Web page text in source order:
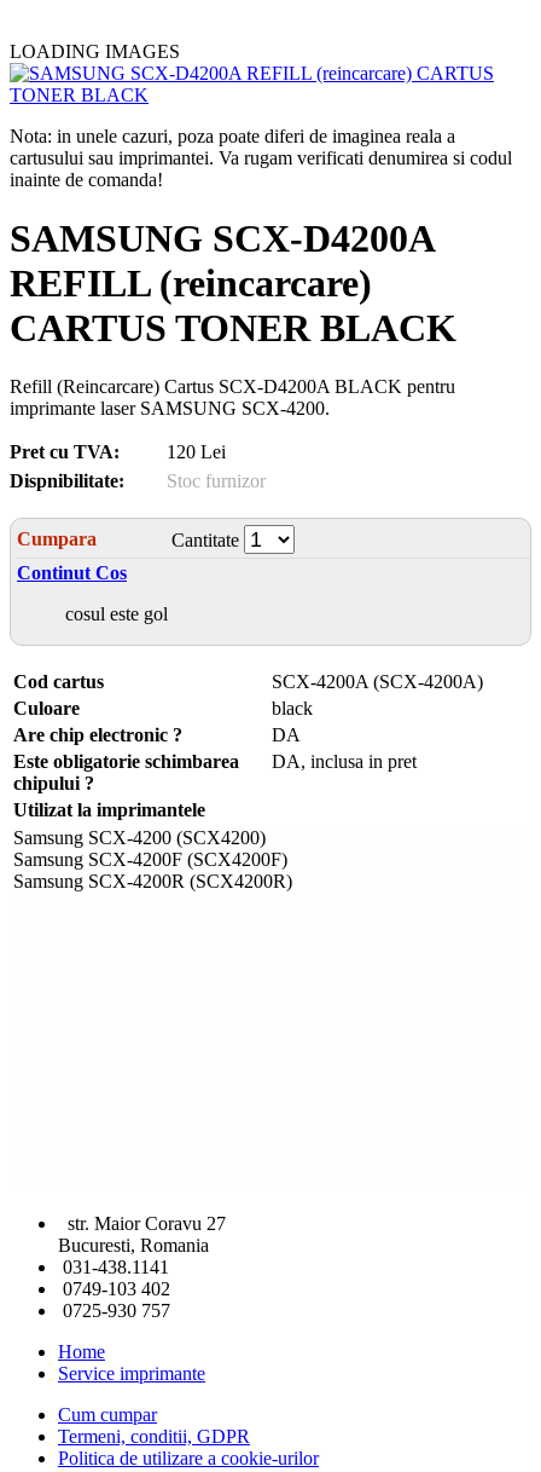
LOADING IMAGES
Nota: in unele cazuri, poza poate diferi de imaginea reala a
cartusului sau imprimantei. Va rugam verificati denumirea si codul
inainte de comanda!
SAMSUNG SCX-D4200A
REFILL (reincarcare)
CARTUS TONER BLACK
Refill (Reincarcare) Cartus SCX-D4200A BLACK pentru
imprimante laser SAMSUNG SCX-4200.
Pret cu TVA:
120 Lei
Dispnibilitate:
Stoc furnizor
Cumpara
Cantitate
Continut Cos
cosul este gol
Cod cartus
SCX-4200A (SCX-4200A)
Culoare
black
Are chip electronic ?
DA
Este obligatorie schimbarea
chipului ?
DA, inclusa in pret
Utilizat la imprimantele
Samsung SCX-4200 (SCX4200)
Samsung SCX-4200F (SCX4200F)
Samsung SCX-4200R (SCX4200R)
str. Maior Coravu 27
Bucuresti, Romania
031-438.1141
0749-103 402
0725-930 757
Home
Service imprimante
Cum cumpar
Termeni, conditii, GDPR
Politica de utilizare a cookie-urilor